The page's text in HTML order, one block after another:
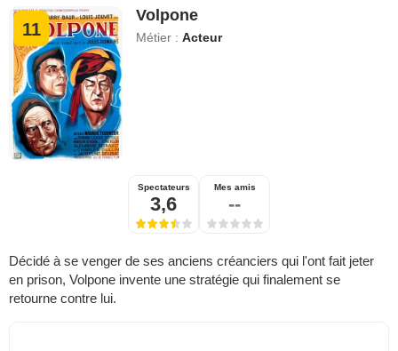
11
Volpone
Métier :Acteur
Spectateurs
3,6
Mes amis
--
Décidé à se venger de ses anciens créanciers qui l'ont fait jeter
en prison, Volpone invente une stratégie qui finalement se
retourne contre lui.